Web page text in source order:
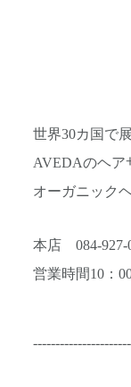
世界30カ国で
AVEDAのヘア
オーガニック
本店 084-927-
営業時間10：